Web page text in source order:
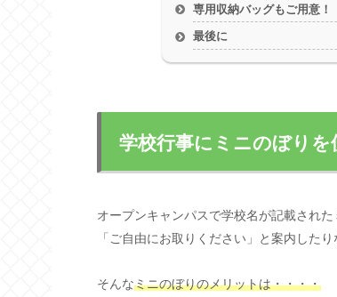
専用収納バッグもご用意！
最後に
学校行事にミニのぼりを
オープンキャンパスで学校名が記載され
「ご自由にお取りください」と案内した
そんなミニのぼりのメリットは・・・・